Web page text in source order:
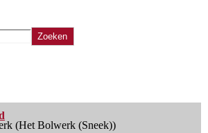
Zoeken
(Het Bolwerk (Sneek))